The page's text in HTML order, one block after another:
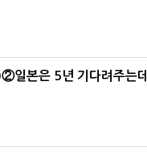
일본은 5년 기다려주는